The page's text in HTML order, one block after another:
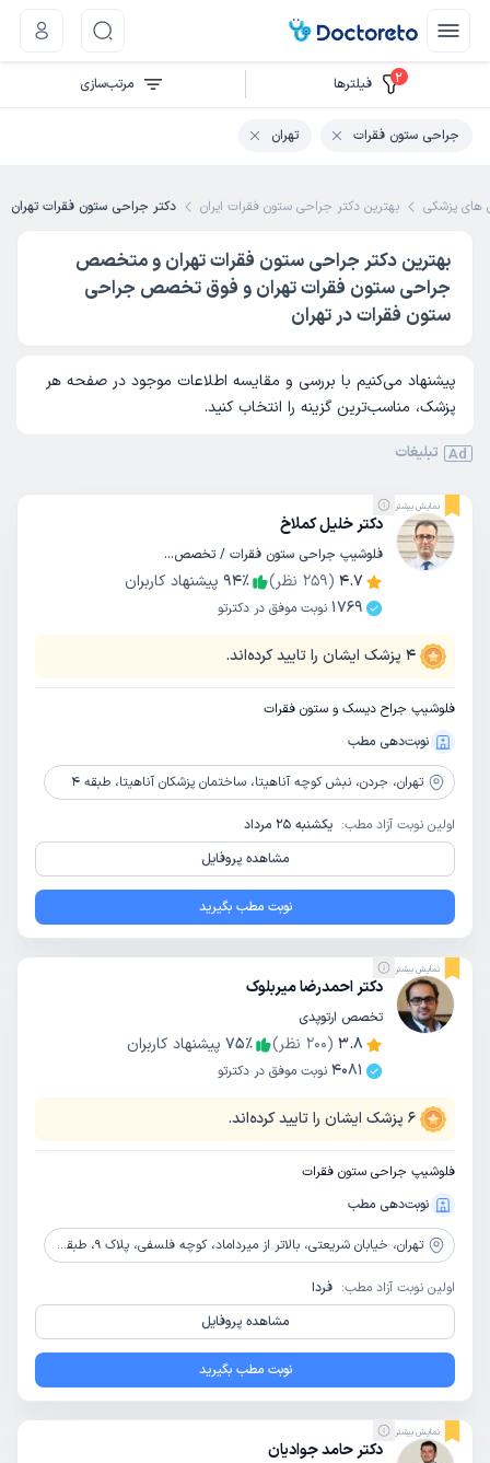
پزشکی بهترین دکتر جراحی ستون فقرات ایران دکتر جراحی ستون فقرات تهران
بهترین دکتر جراحی ستون فقرات تهران و متخصص
جراحی ستون فقرات تهران و فوق تخصص جراحی
ستون فقرات در تهران
پیشنهاد می‌کنیم با بررسی و مقایسه اطلاعات موجود در صفحه هر
پزشک، مناسب‌ترین گزینه را انتخاب کنید.
نمایش بیشتر
دکتر خلیل کملاخ
فلوشیپ جراحی ستون فقرات / تخصص جراحی مغز و اعصاب
4.7
(
259 نظر) 94٪
پیشنهاد کاربران
1769 نوبت موفق در دکترتو
4 پزشک ایشان را تایید کرده‌اند.
فلوشیپ جراح دیسک و ستون فقرات
نوبت‌دهی مطب
تهران، جردن، نبش کوچه آناهیتا، ساختمان پزشکان آناهیتا، طبقه 4
اولین نوبت آزاد مطب: یکشنبه 25 مرداد
مشاهده پروفایل
نوبت مطب بگیرید
نمایش بیشتر
دکتر احمدرضا میربلوک
تخصص ارتوپدی
3.8
(
200 نظر) 75٪
پیشنهاد کاربران
4081 نوبت موفق در دکترتو
6 پزشک ایشان را تایید کرده‌اند.
فلوشیپ جراحی ستون فقرات
نوبت‌دهی مطب
تهران، خیابان شریعتی، بالاتر از میرداماد، کوچه فلسفی، پلاک 9، طبقه1، واحد1
اولین نوبت آزاد مطب: فردا
مشاهده پروفایل
نوبت مطب بگیرید
نمایش بیشتر
دکتر حامد جوادیان
Ad تبلیغات
2 فیلتر‌ها مرتب‌سازی
جراحی ستون فقرات تهران